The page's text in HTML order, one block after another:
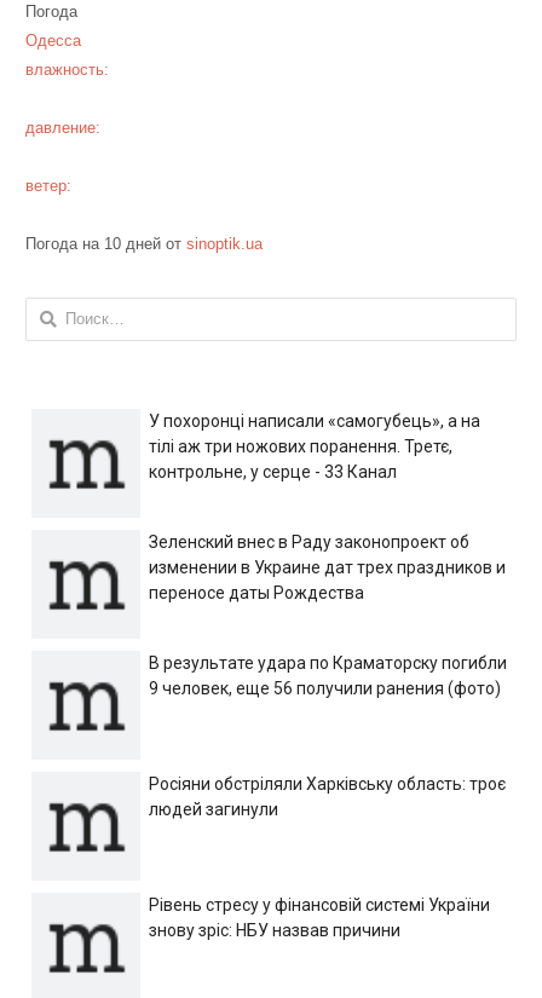
Погода
Одесса
влажность:
давление:
ветер:
Погода на 10 дней от sinoptik.ua
Найти:
У похоронці написали «самогубець», а на
тілі аж три ножових поранення. Третє,
контрольне, у серце - 33 Канал
Зеленский внес в Раду законопроект об
изменении в Украине дат трех праздников и
переносе даты Рождества
В результате удара по Краматорску погибли
9 человек, еще 56 получили ранения (фото)
Росіяни обстріляли Харківську область: троє
людей загинули
Рівень стресу у фінансовій системі України
знову зріс: НБУ назвав причини